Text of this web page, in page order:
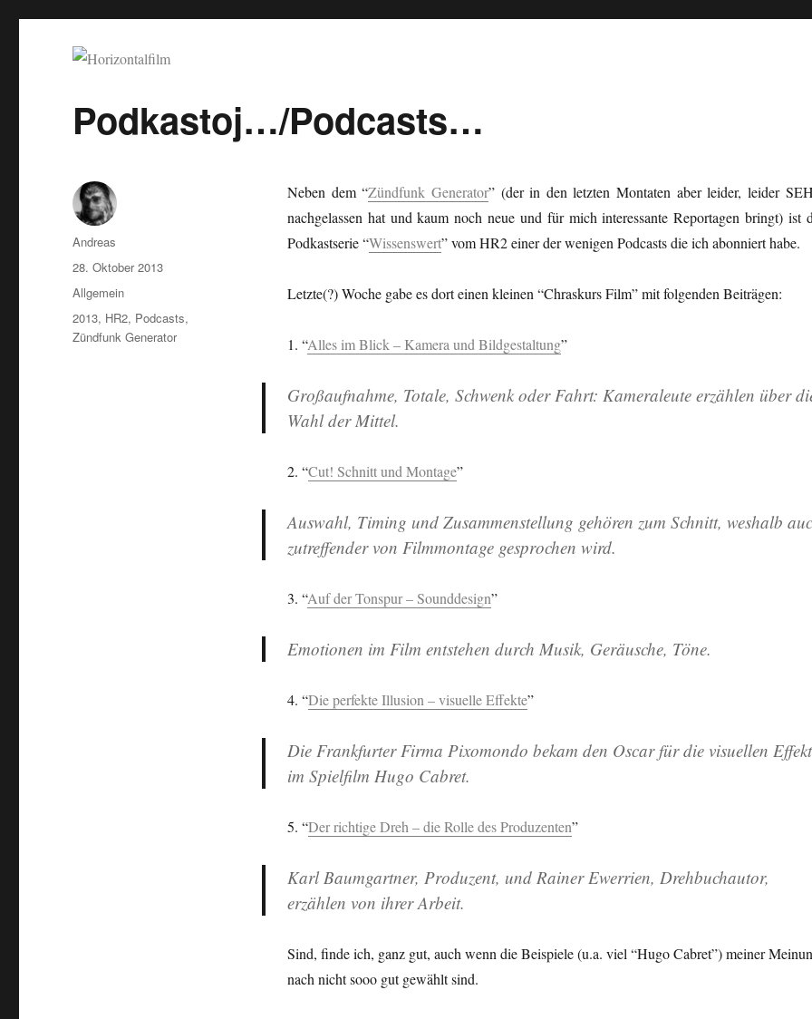
Podkastoj…/Podcasts…
Neben dem “Zündfunk Generator” (der in den letzten Montaten aber leider, leider
nachgelassen hat und kaum noch neue und für mich interessante Reportagen bringt) ist
Podkastserie “Wissenswert” vom HR2 einer der wenigen Podcasts die ich abonniert habe.
Letzte(?) Woche gabe es dort einen kleinen “Chraskurs Film” mitfolgenden Beiträgen:
1. “Alles im Blick – Kamera und Bildgestaltung”
Großaufnahme, Totale, Schwenk oder Fahrt: Kameraleute erzählen über
Wahl der Mittel.
2. “Cut! Schnitt und Montage”
Auswahl, Timing und Zusammenstellung gehören zum Schnitt, weshalb
zutreffender von Filmmontage gesprochen wird.
3. “Auf der Tonspur – Sounddesign”
Emotionen im Film entstehen durch Musik, Geräusche, Töne.
4. “Die perfekte Illusion – visuelle Effekte”
Die Frankfurter Firma Pixomondo bekam den Oscar für die visuellen
im Spielfilm Hugo Cabret.
5. “Der richtige Dreh – die Rolle des Produzenten”
Karl Baumgartner, Produzent, und Rainer Ewerrien, Drehbuchautor,
erzählen von ihrer Arbeit.
Sind, finde ich, ganz gut, auch wenn die Beispiele (u.a. viel “Hugo Cabret”) meiner
nach nicht sooo gut gewählt sind.
Autor
Andreas
Veröffentlicht
am
28. Oktober 2013
Kategorien
Allgemein
Schlagwörter
2013, HR2, Podcasts,
Zündfunk Generator